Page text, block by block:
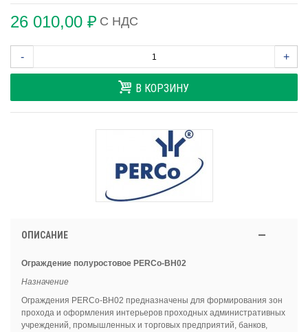
26 010,00 ₽ С НДС
- +
В КОРЗИНУ
ОПИСАНИЕ
Ограждение полуростовое PERCo-BH 02
Назначение
Ограждения PERCo-BH02 предназначены для формирования зон
прохода и оформления интерьеров проходных административных
учреждений, промышленных и торговых предприятий, банков,